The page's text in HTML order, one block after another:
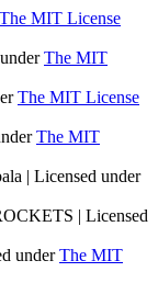
The MIT License
The MIT
The MIT License
The MIT
| Licensed under
| Licensed
underThe MIT